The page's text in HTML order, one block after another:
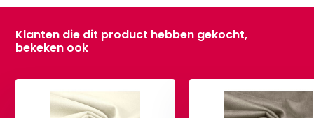
Klanten die dit product hebben gekocht,
bekeken ook